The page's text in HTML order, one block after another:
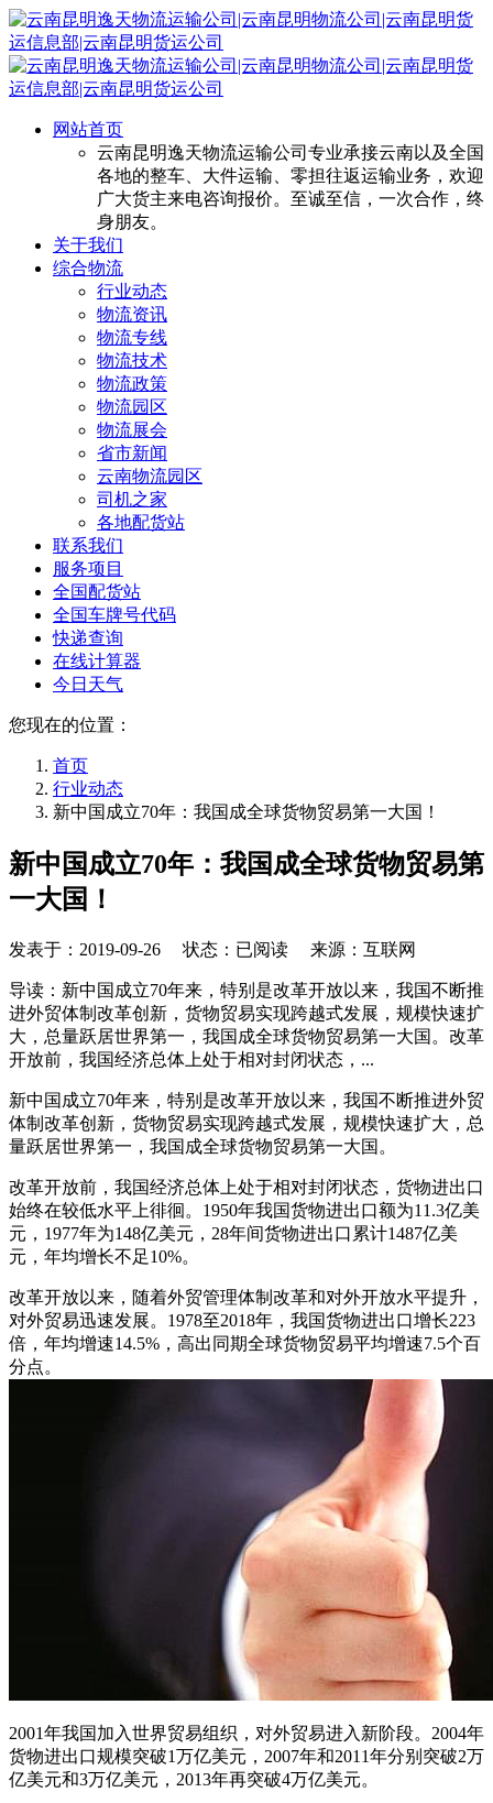
网站首页
云南昆明逸天物流运输公司专业承接云南以及全国
各地的整车、大件运输、零担往返运输业务，欢迎
广大货主来电咨询报价。至诚至信，一次合作，终
身朋友。
关于我们
综合物流
行业动态
物流资讯
物流专线
物流技术
物流政策
物流园区
物流展会
省市新闻
云南物流园区
司机之家
各地配货站
联系我们
服务项目
全国配货站
全国车牌号代码
快递查询
在线计算器
今日天气
您现在的位置：
首页
行业动态
新中国成立70年：我国成全球货物贸易第一大国！
新中国成立70年：我国成全球货物贸易第
一大国！
发表于： 2019-09-26 状态：已阅读 来源：互联网
导读：新中国成立70年来，特别是改革开放以来，我国不断推
进外贸体制改革创新，货物贸易实现跨越式发展，规模快速扩
大，总量跃居世界第一，我国成全球货物贸易第一大国。改革
开放前，我国经济总体上处于相对封闭状态，...
新中国成立70年来，特别是改革开放以来，我国不断推进外贸
体制改革创新，货物贸易实现跨越式发展，规模快速扩大，总
量跃居世界第一，我国成全球货物贸易第一大国。
改革开放前，我国经济总体上处于相对封闭状态，货物进出口
始终在较低水平上徘徊。1950年我国货物进出口额为11.3亿美
元，1977年为148亿美元，28年间货物进出口累计1487亿美
元，年均增长不足10%。
改革开放以来，随着外贸管理体制改革和对外开放水平提升，
对外贸易迅速发展。1978至2018年，我国货物进出口增长223
倍，年均增速14.5%，高出同期全球货物贸易平均增速7.5个百
分点。
2001年我国加入世界贸易组织，对外贸易进入新阶段。2004年
货物进出口规模突破1万亿美元，2007年和2011年分别突破2万
亿美元和3万亿美元，2013年再突破4万亿美元。